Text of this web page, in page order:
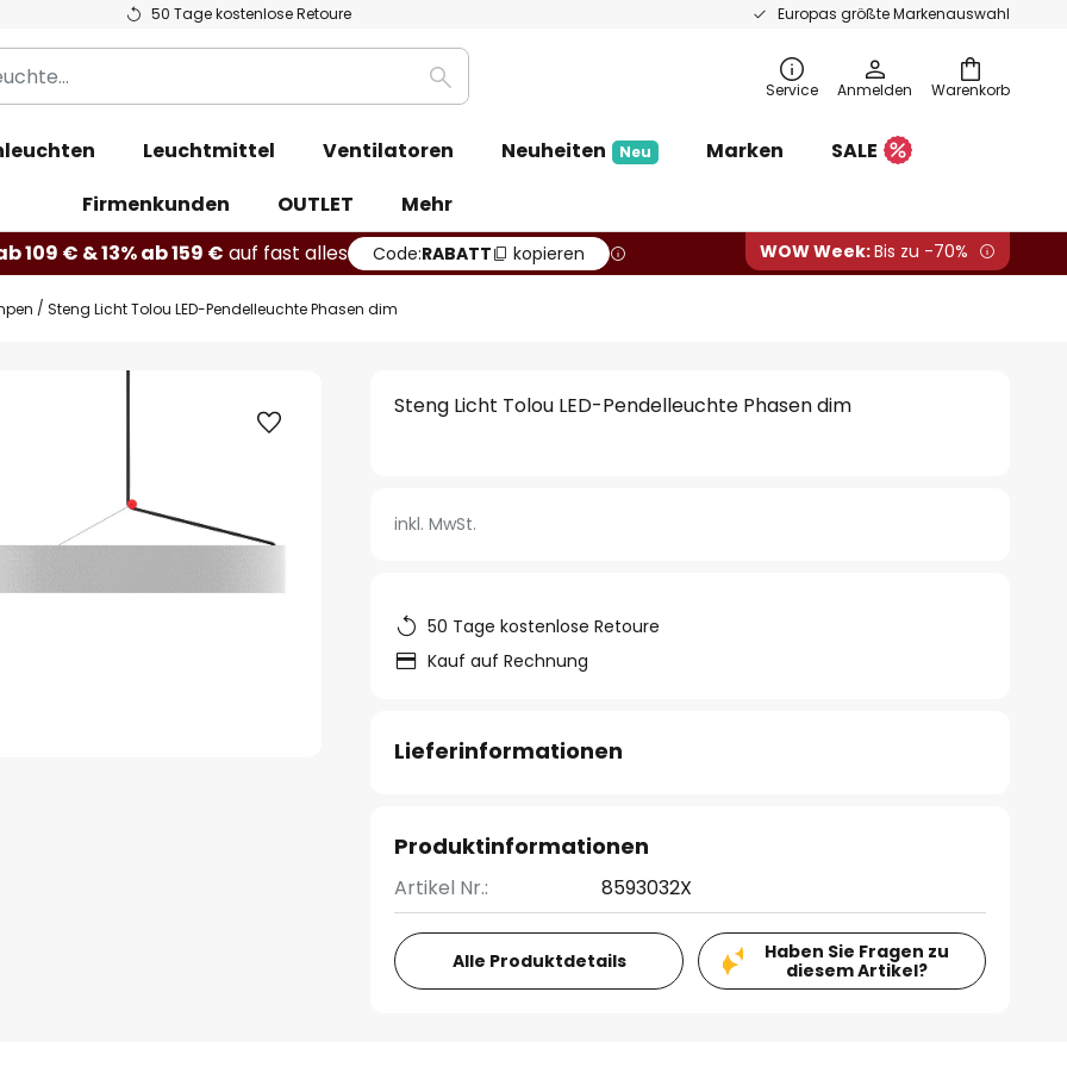
50 Tage kostenlose Retoure Europas größte Markenauswahl
Warenkorb
Suche Service Anmelden
Leuchtmittel Ventilatoren Neuheiten Neu Marken
SALE
Firmenkunden
OUTLET
Mehr
109 € & 13% ab 159 € auf fast alles Code:RABATT kopieren WOW Week:Bis zu -70%
Steng Licht Tolou LED-Pendelleuchte Phasen dim
Steng Licht Tolou LED-Pendelleuchte Phasen dim
inkl. MwSt.
50 Tage kostenlose Retoure
Kauf auf Rechnung
Lieferinformationen
Produktinformationen
Artikel Nr.: 8593032X
Alle Produktdetails
Haben Sie Fragen zu
diesem Artikel?